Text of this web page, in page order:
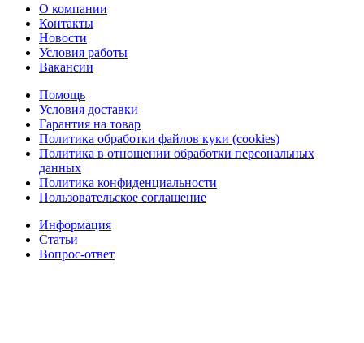
О компании
Контакты
Новости
Условия работы
Вакансии
Помощь
Условия доставки
Гарантия на товар
Политика обработки файлов куки (cookies)
Политика в отношении обработки персональных
данных
Политика конфиденциальности
Пользовательское соглашение
Информация
Статьи
Вопрос-ответ